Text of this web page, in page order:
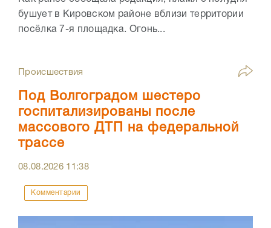
бушует в Кировском районе вблизи территории
посёлка 7-я площадка. Огонь...
Происшествия
Под Волгоградом шестеро
госпитализированы после
массового ДТП на федеральной
трассе
08.08.2026 11:38
Комментарии